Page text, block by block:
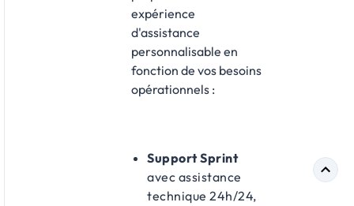
expérience
d'assistance
personnalisable en
fonction de vos besoins
opérationnels :​
Support Sprint
avec assistance
technique 24h/24,